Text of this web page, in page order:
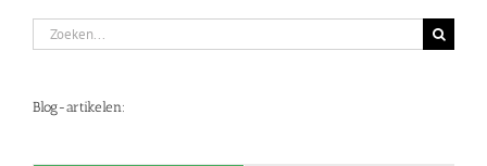
Zoeken
naar:
Blog-artikelen: